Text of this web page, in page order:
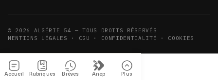
© 2026
ALGÉRIE 54 — TOUS DROITS RÉSERVÉS
MENTIONS LÉGALES · CGU · CONFIDENTIALITÉ · COOKIES
Accueil Rubriques Brèves Anep Plus